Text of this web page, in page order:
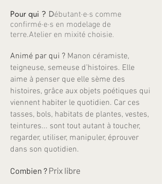
Pour qui ? Débutant·e·s comme
confirmé·e·s en modelage de
terre.Atelier en mixité choisie.
Animé par qui ? Manon céramiste,
teigneuse, semeuse d’histoires. Elle
aime à penser que elle sème des
histoires, grâce aux objets poétiques qui
viennent habiter le quotidien. Car ces
tasses, bols, habitats de plantes, vestes,
teintures... sont tout autant à toucher,
regarder, utiliser, manipuler, éprouver
dans son quotidien.
Combien ? Prix libre